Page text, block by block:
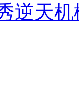
逆天机